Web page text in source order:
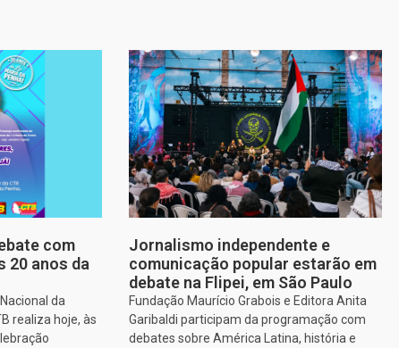
com
20 anos da
da
realiza hoje, às
Jornalismo independente e
comunicação popular estarão em
debate na Flipei, em São Paulo
Fundação Maurício Grabois e Editora Anita
Garibaldi participam da programação com
debates sobre América Latina, história e